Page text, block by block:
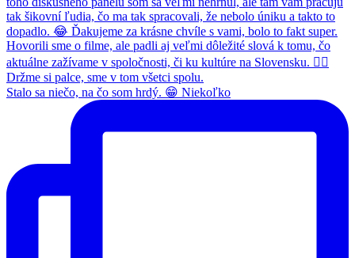
Stalo sa niečo, na čo som hrdý. 😁 Niekoľko